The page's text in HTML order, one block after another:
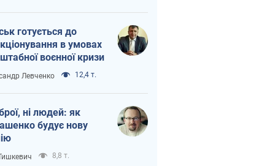
готується до
в умовах
воєнної кризи
Левченко 12,4 т.
ні людей: як
будує нову
8,8 т.